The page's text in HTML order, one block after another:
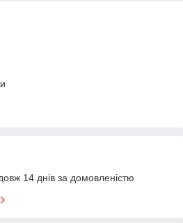
14 днів за домовленістю